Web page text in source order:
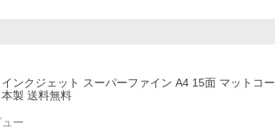
ンクジェット スーパーファイン A4 15面 マットコー
製 送料無料
ー